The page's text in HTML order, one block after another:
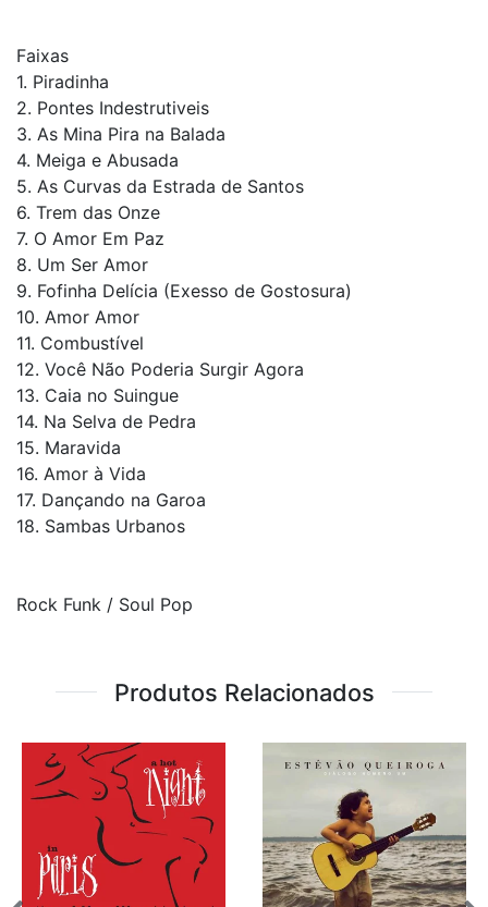
Faixas
1. Piradinha
2. Pontes Indestrutiveis
3. As Mina Pira na Balada
4. Meiga e Abusada
5. As Curvas da Estrada de Santos
6. Trem das Onze
7. O Amor Em Paz
8. Um Ser Amor
9. Fofinha Delícia (Exesso de Gostosura)
10. Amor Amor
11. Combustível
12. Você Não Poderia Surgir Agora
13. Caia no Suingue
14. Na Selva de Pedra
15. Maravida
16. Amor à Vida
17. Dançando na Garoa
18. Sambas Urbanos
Rock Funk / Soul Pop
Produtos Relacionados